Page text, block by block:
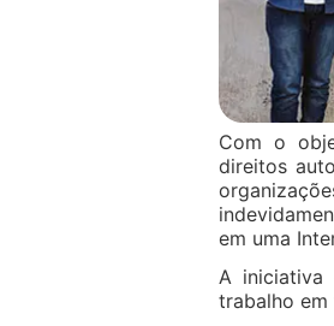
Com o
direitos
em uma
A iniciativa
trabalho em